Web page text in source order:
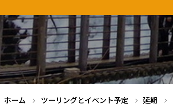
ホーム ツーリングとイベント予定 延期